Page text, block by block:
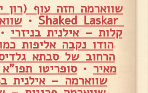
שווארמה חזה עוף (רון
Shaked Laskar
•
קלות – אילנית בניזרי
הודו נקבה אליפות
הרחוב של סבתא
מאיר •סופריטו
שווארמה – אילנית